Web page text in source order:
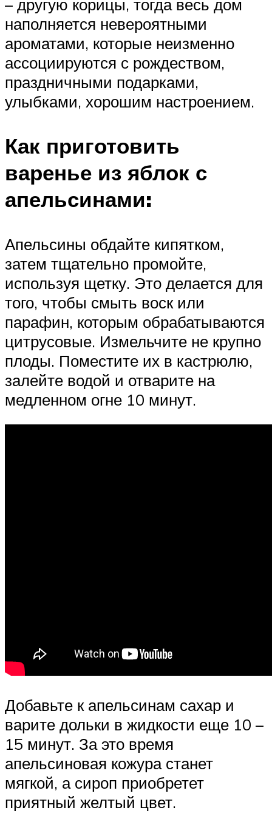
– другую корицы, тогда весь дом
наполняется невероятными
ароматами, которые неизменно
ассоциируются с рождеством,
праздничными подарками,
улыбками, хорошим настроением.
Как приготовить
варенье из яблок с
апельсинами:
Апельсины обдайте кипятком,
затем тщательно промойте,
используя щетку. Это делается для
того, чтобы смыть воск или
парафин, которым обрабатываются
цитрусовые. Измельчите не крупно
плоды. Поместите их в кастрюлю,
залейте водой и отварите на
медленном огне 10 минут.
Добавьте к апельсинам сахар и
варите дольки в жидкости еще 10 –
15 минут. За это время
апельсиновая кожура станет
мягкой, а сироп приобретет
приятный желтый цвет.